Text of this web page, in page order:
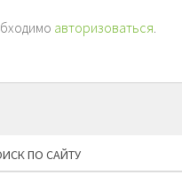
авторизоваться.
ПО САЙТУ